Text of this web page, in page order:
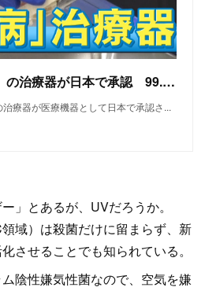
【世界初】「歯周病」の治療器が日本で承認 99.99％殺菌！？ お値段は？効果は？痛みは？気になる疑問全部答えます | めざましmedia
療器が医療機器として日本で承認さ...
」とあるが、UVだろうか。
域）は殺菌だけに留まらず、新
させることでも知られている。
陰性嫌気性菌なので、空気を嫌